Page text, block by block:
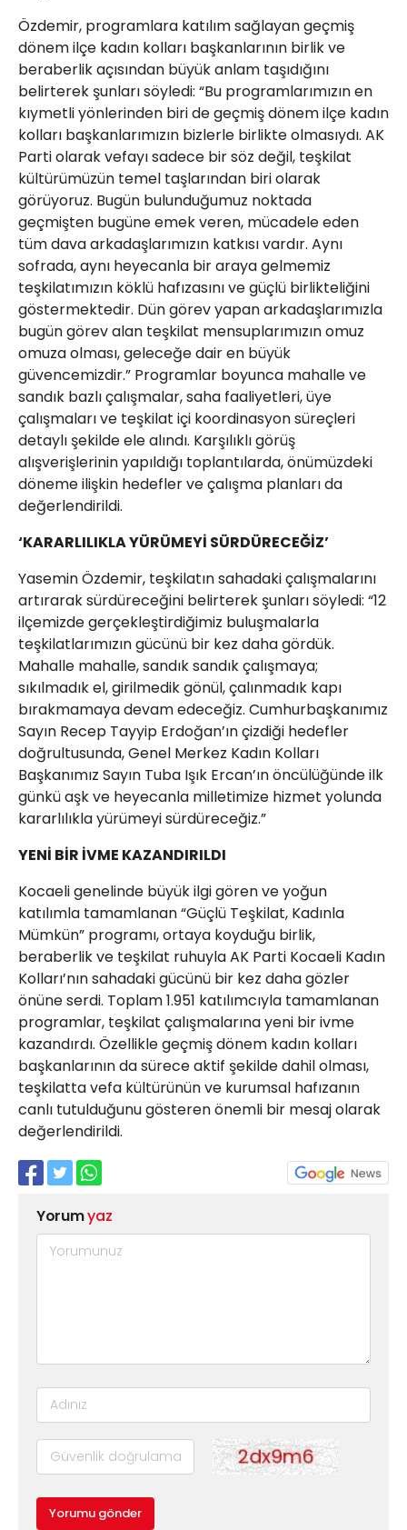
Özdemir, programlara katılım sağlayan geçmiş
dönem ilçe kadın kolları başkanlarının birlik ve
beraberlik açısından büyük anlam taşıdığını
belirterek şunları söyledi: “Bu programlarımızın en
kıymetli yönlerinden biri de geçmiş dönem ilçe kadın
kolları başkanlarımızın bizlerle birlikte olmasıydı. AK
Parti olarak vefayı sadece bir söz değil, teşkilat
kültürümüzün temel taşlarından biri olarak
görüyoruz. Bugün bulunduğumuz noktada
geçmişten bugüne emek veren, mücadele eden
tüm dava arkadaşlarımızın katkısı vardır. Aynı
sofrada, aynı heyecanla bir araya gelmemiz
teşkilatımızın köklü hafızasını ve güçlü birlikteliğini
göstermektedir. Dün görev yapan arkadaşlarımızla
bugün görev alan teşkilat mensuplarımızın omuz
omuza olması, geleceğe dair en büyük
güvencemizdir.” Programlar boyunca mahalle ve
sandık bazlı çalışmalar, saha faaliyetleri, üye
çalışmaları ve teşkilat içi koordinasyon süreçleri
detaylı şekilde ele alındı. Karşılıklı görüş
alışverişlerinin yapıldığı toplantılarda, önümüzdeki
döneme ilişkin hedefler ve çalışma planları da
değerlendirildi.
‘KARARLILIKLA YÜRÜMEYİ SÜRDÜRECEĞİZ’
Yasemin Özdemir, teşkilatın sahadaki çalışmalarını
artırarak sürdüreceğini belirterek şunları söyledi: “12
ilçemizde gerçekleştirdiğimiz buluşmalarla
teşkilatlarımızın gücünü bir kez daha gördük.
Mahalle mahalle, sandık sandık çalışmaya;
sıkılmadık el, girilmedik gönül, çalınmadık kapı
bırakmamaya devam edeceğiz. Cumhurbaşkanımız
Sayın Recep Tayyip Erdoğan’ın çizdiği hedefler
doğrultusunda, Genel Merkez Kadın Kolları
Başkanımız Sayın Tuba Işık Ercan’ın öncülüğünde ilk
günkü aşk ve heyecanla milletimize hizmet yolunda
kararlılıkla yürümeyi sürdüreceğiz.”
YENİ BİR İVME KAZANDIRILDI
Kocaeli genelinde büyük ilgi gören ve yoğun
katılımla tamamlanan “Güçlü Teşkilat, Kadınla
Mümkün” programı, ortaya koyduğu birlik,
beraberlik ve teşkilat ruhuyla AK Parti Kocaeli Kadın
Kolları’nın sahadaki gücünü bir kez daha gözler
önüne serdi. Toplam 1.951 katılımcıyla tamamlanan
programlar, teşkilat çalışmalarına yeni bir ivme
kazandırdı. Özellikle geçmiş dönem kadın kolları
başkanlarının da sürece aktif şekilde dahil olması,
teşkilatta vefa kültürünün ve kurumsal hafızanın
canlı tutulduğunu gösteren önemli bir mesaj olarak
değerlendirildi.
Yorumyaz
Yorumu gönder